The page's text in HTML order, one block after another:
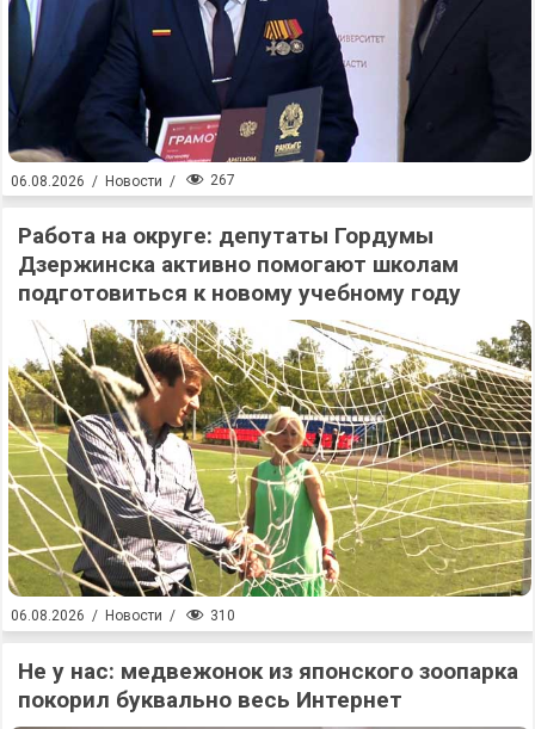
06.08.2026 / Новости / 267
Работа на округе: депутаты Гордумы
Дзержинска активно помогают школам
подготовиться к новому учебному году
06.08.2026 / Новости / 310
Не у нас: медвежонок из японского зоопарка
покорил буквально весь Интернет